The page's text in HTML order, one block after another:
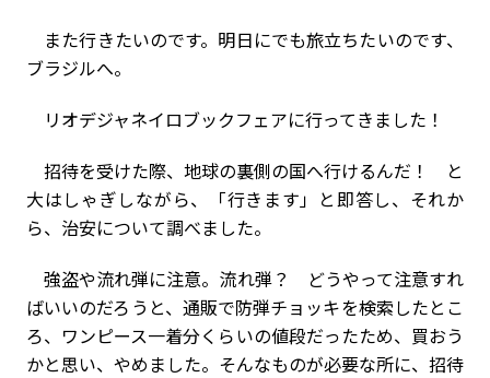
また行きたいのです。明日にでも旅立ちたいのです、
ブラジルへ。
リオデジャネイロブックフェアに行ってきました！
招待を受けた際、地球の裏側の国へ行けるんだ！ と
大はしゃぎしながら、「行きます」と即答し、それか
ら、治安について調べました。
強盗や流れ弾に注意。流れ弾？ どうやって注意すれ
ばいいのだろうと、通販で防弾チョッキを検索したとこ
ろ、ワンピース一着分くらいの値段だったため、買おう
かと思い、やめました。そんなものが必要な所に、招待